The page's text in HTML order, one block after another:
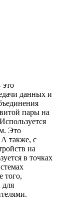
это
данных и
пары на
Это
А также, с
на
в точках
того,
для